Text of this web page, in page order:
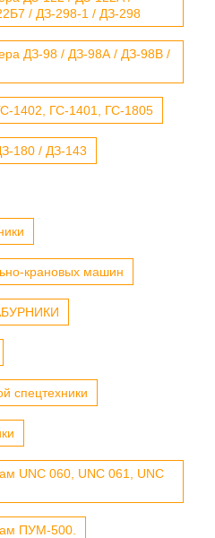
/ ДЗ-298-1 / ДЗ-298
ДЗ-98 / ДЗ-98А / ДЗ-98В /
1402, ГС-1401, ГС-1805
180 / ДЗ-143
крановых машин
спецтехники
UNC 060, UNC 061, UNC
ПУМ-500.